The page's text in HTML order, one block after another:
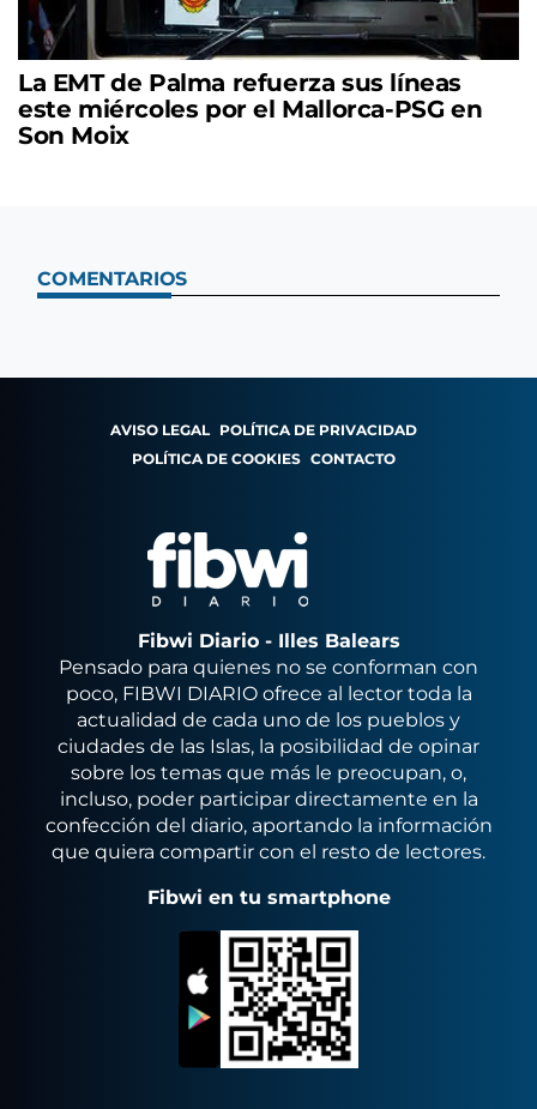
La EMT de Palma refuerza sus líneas
este miércoles por el Mallorca-PSG en
Son Moix
COMENTARIOS
AVISO LEGAL POLÍTICA DE PRIVACIDAD
POLÍTICA DE COOKIES CONTACTO
Fibwi Diario - Illes Balears
Pensado para quienes no se conforman con
poco, FIBWI DIARIO ofrece al lector toda la
actualidad de cada uno de los pueblos y
ciudades de las Islas, la posibilidad de opinar
sobre los temas que más le preocupan, o,
incluso, poder participar directamente en la
confección del diario, aportando la información
que quiera compartir con el resto de lectores.
Fibwi en tu smartphone